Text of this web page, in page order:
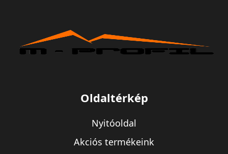
Oldaltérkép
Nyitóoldal
Akciós termékeink